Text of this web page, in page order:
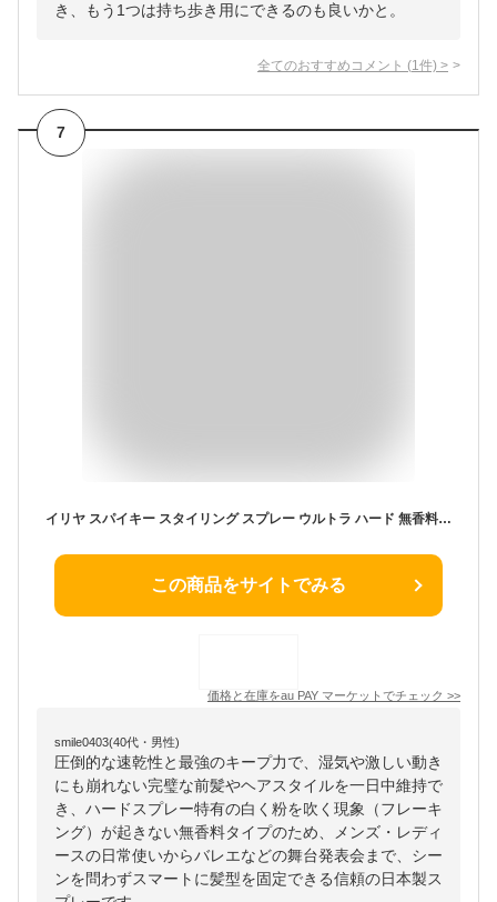
き、もう1つは持ち歩き用にできるのも良いかと。
全てのおすすめコメント (1 件) >
7
イリヤ スパイキー スタイリング スプレー ウルトラ ハード 無香料 速乾 最強 キープ 前髪 レディース メンズ 白くならない バレエ 日本
この商品をサイトでみる
価格と在庫をau PAY マーケット でチェック >>
smile0403(40代・男性)
圧倒的な速乾性と最強のキープ力で、湿気や激しい動き
にも崩れない完璧な前髪やヘアスタイルを一日中維持で
き、ハードスプレー特有の白く粉を吹く現象（フレーキ
ング）が起きない無香料タイプのため、メンズ・レディ
ースの日常使いからバレエなどの舞台発表会まで、シー
ンを問わずスマートに髪型を固定できる信頼の日本製ス